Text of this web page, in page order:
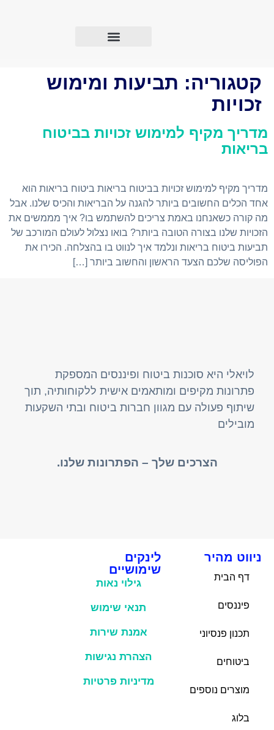
קטגוריה: תביעות ומימוש
זכויות
מדריך מקיף למימוש זכויות בביטוח
בריאות
מדריך מקיף למימוש זכויות בביטוח בריאות ביטוח בריאות הוא
אחד הכלים החשובים ביותר להגנה על הבריאות והכיס שלנו. אבל
מה קורה כשאנחנו באמת צריכים להשתמש בו? איך מממשים את
הזכויות שלנו בצורה הטובה ביותר? בואו נצלול לעולם המורכב של
תביעות ביטוח בריאות ונלמד איך לנווט בו בהצלחה. הכירו את
הפוליסה שלכם הצעד הראשון והחשוב ביותר […]
לויאלי היא סוכנות ביטוח ופיננסים המספקת
פתרונות מקיפים ומותאמים אישית ללקוחותיה, תוך
שיתוף פעולה עם מגוון חברות ביטוח ובתי השקעות
מובילים
הצרכים שלך – הפתרונות שלנו.
ניווט מהיר
דף הבית
פיננסים
תכנון פנסיוני
ביטוחים
מוצרים נוספים
בלוג
לינקים
שימושיים
גילוי נאות
תנאי שימוש
אמנת שירות
הצהרת נגישות
מדיניות פרטיות